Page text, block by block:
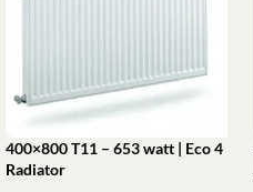
400×800 T11 – 653 watt | Eco 4
Radiator